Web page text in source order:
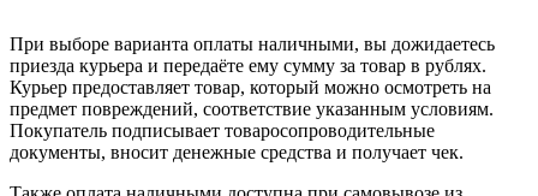
При выборе варианта оплаты наличными, вы дожидаетесь
приезда курьера и передаёте ему сумму за товар в рублях.
Курьер предоставляет товар, который можно осмотреть на
предмет повреждений, соответствие указанным условиям.
Покупатель подписывает товаросопроводительные
документы, вносит денежные средства и получает чек.